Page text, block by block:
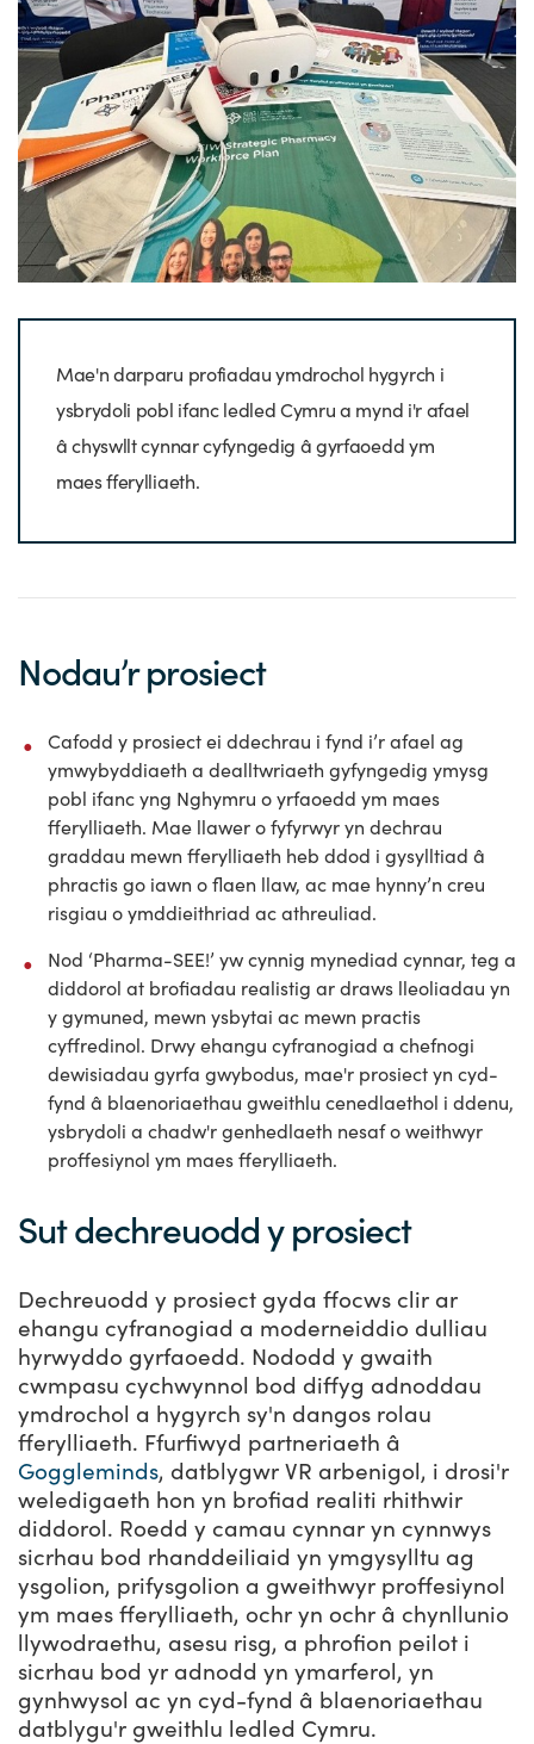
Mae'n darparu profiadau ymdrochol hygyrch i
ysbrydoli pobl ifanc ledled Cymru a mynd i'r afael
â chyswllt cynnar cyfyngedig â gyrfaoedd ym
maes fferylliaeth.
Nodau’r prosiect
Cafodd y prosiect ei ddechrau i fynd i’r afael ag
ymwybyddiaeth a dealltwriaeth gyfyngedig ymysg
pobl ifanc yng Nghymru o yrfaoedd ym maes
fferylliaeth. Mae llawer o fyfyrwyr yn dechrau
graddau mewn fferylliaeth heb ddod i gysylltiad â
phractis go iawn o flaen llaw, ac mae hynny’n creu
risgiau o ymddieithriad ac athreuliad.
Nod ‘Pharma-SEE!’ yw cynnig mynediad cynnar, teg a
diddorol at brofiadau realistig ar draws lleoliadau yn
y gymuned, mewn ysbytai ac mewn practis
cyffredinol. Drwy ehangu cyfranogiad a chefnogi
dewisiadau gyrfa gwybodus, mae'r prosiect yn cyd-
fynd â blaenoriaethau gweithlu cenedlaethol i ddenu,
ysbrydoli a chadw'r genhedlaeth nesaf o weithwyr
proffesiynol ym maes fferylliaeth.
Sut dechreuodd y prosiect
Dechreuodd y prosiect gyda ffocws clir ar
ehangu cyfranogiad a moderneiddio dulliau
hyrwyddo gyrfaoedd. Nododd y gwaith
cwmpasu cychwynnol bod diffyg adnoddau
ymdrochol a hygyrch sy'n dangos rolau
fferylliaeth. Ffurfiwyd partneriaeth â
Goggleminds, datblygwr VR arbenigol, i drosi'r
weledigaeth hon yn brofiad realiti rhithwir
diddorol. Roedd y camau cynnar yn cynnwys
sicrhau bod rhanddeiliaid yn ymgysylltu ag
ysgolion, prifysgolion a gweithwyr proffesiynol
ym maes fferylliaeth, ochr yn ochr â chynllunio
llywodraethu, asesu risg, a phrofion peilot i
sicrhau bod yr adnodd yn ymarferol, yn
gynhwysol ac yn cyd-fynd â blaenoriaethau
datblygu'r gweithlu ledled Cymru.